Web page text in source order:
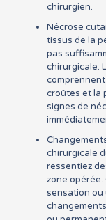
chirurgien.
Nécrose
tissus de la
pas
chirurgicale.
croûtes et la
signes de
chirurgicale
ressentiez
zone opérée.
sensation ou